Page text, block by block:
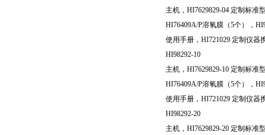
主机， HI7629829-04 定制标准
HI76409A/P溶氧膜（5个），
使用手册， HI721029 定制仪器
HI98292-10
主机， HI7629829-10 定制标准
HI76409A/P溶氧膜（5个），
使用手册， HI721029 定制仪器
HI98292-20
主机， HI7629829-20 定制标准